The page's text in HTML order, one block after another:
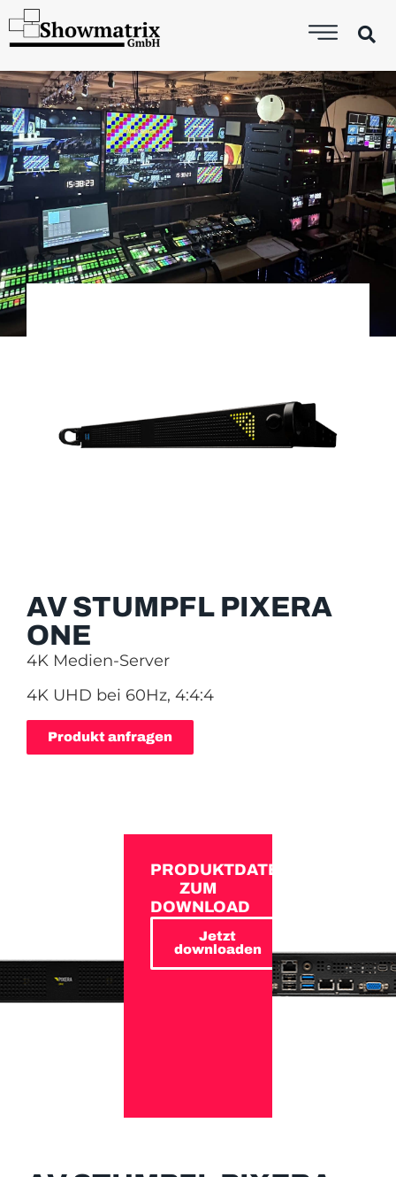
AV STUMPFL PIXERA
ONE
4K Medien-Server
4K UHD bei 60Hz, 4:4:4
Produkt anfragen
PRODUKTDATEN
ZUM
DOWNLOAD
Jetzt
downloaden